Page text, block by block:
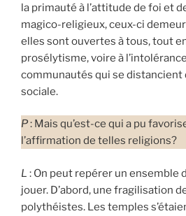
la primauté à l’attitude de foi et
magico-religieux, ceux-ci
elles sont ouvertes à tous, tout
prosélytisme, voire à
communautés qui se distancient
sociale.
P: Mais qu’est-ce qui a pu
l’affirmation de telles religions?
L : On peut repérer un ensemble
jouer. D’abord, une fragilisation
polythéistes. Les temples